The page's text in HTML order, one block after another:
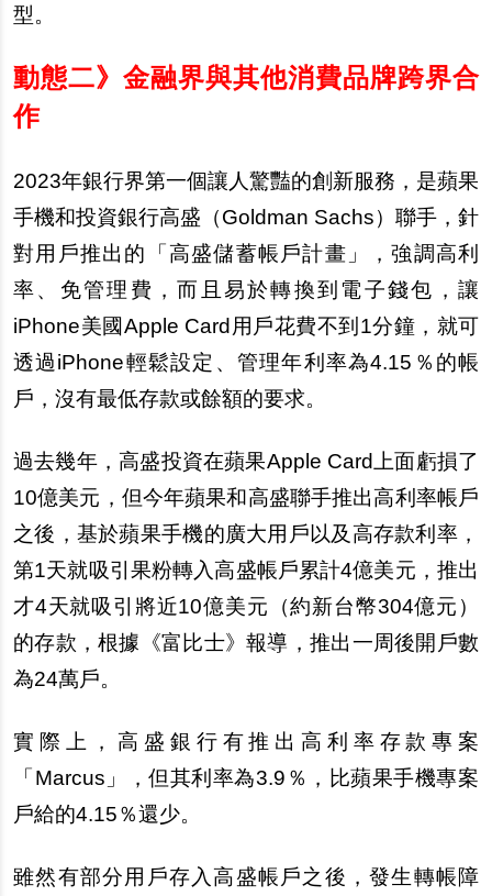
型。
動態二》金融界與其他消費品牌跨界合
作
2023年銀行界第一個讓人驚豔的創新服務，是蘋果
手機和投資銀行高盛（Goldman Sachs）聯手，針
對用戶推出的「高盛儲蓄帳戶計畫」，強調高利
率、免管理費，而且易於轉換到電子錢包，讓
iPhone美國Apple Card用戶花費不到1分鐘，就可
透過iPhone輕鬆設定、管理年利率為4.15％的帳
戶，沒有最低存款或餘額的要求。
過去幾年，高盛投資在蘋果Apple Card上面虧損了
10億美元，但今年蘋果和高盛聯手推出高利率帳戶
之後，基於蘋果手機的廣大用戶以及高存款利率，
第1天就吸引果粉轉入高盛帳戶累計4億美元，推出
才4天就吸引將近10億美元（約新台幣304億元）
的存款，根據《富比士》報導，推出一周後開戶數
為24萬戶。
實際上，高盛銀行有推出高利率存款專案
「Marcus」，但其利率為3.9％，比蘋果手機專案
戶給的4.15％還少。
雖然有部分用戶存入高盛帳戶之後，發生轉帳障